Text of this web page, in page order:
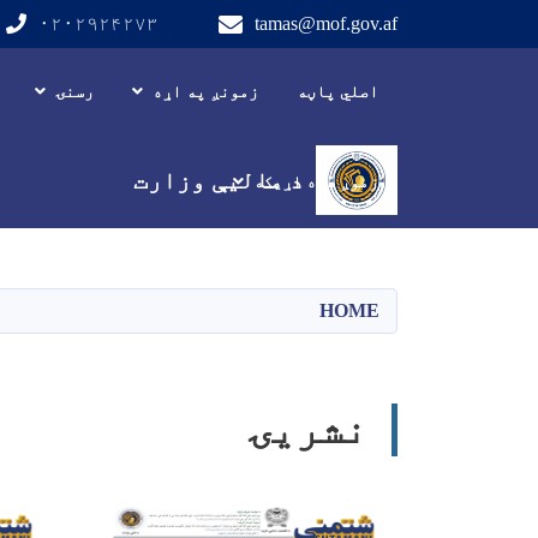
د مالیې وزارت
tamas@mof.gov.af ۰۲۰۲۹۲۴۲۷۳
اصلي پاڼه زمونږ په اړه رسنۍ
زموږ سره اړیکه
HOME
نشریۍ